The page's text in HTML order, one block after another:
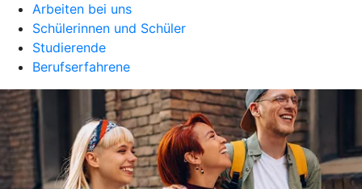
Arbeiten bei uns
Schülerinnen und Schüler
Studierende
Berufserfahrene